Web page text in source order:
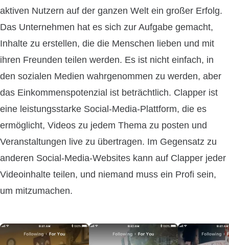
aktiven Nutzern auf der ganzen Welt ein großer Erfolg.
Das Unternehmen hat es sich zur Aufgabe gemacht,
Inhalte zu erstellen, die die Menschen lieben und mit
ihren Freunden teilen werden. Es ist nicht einfach, in
den sozialen Medien wahrgenommen zu werden, aber
das Einkommenspotenzial ist beträchtlich. Clapper ist
eine leistungsstarke Social-Media-Plattform, die es
ermöglicht, Videos zu jedem Thema zu posten und
Veranstaltungen live zu übertragen. Im Gegensatz zu
anderen Social-Media-Websites kann auf Clapper jeder
Videoinhalte teilen, und niemand muss ein Profi sein,
um mitzumachen.